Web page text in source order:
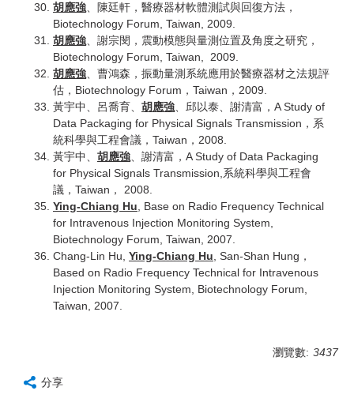
胡應強、陳廷軒，醫療器材軟體測試與回復方法，
Biotechnology Forum, Taiwan, 2009.
胡應強、謝宗閔，震動模態與量測位置及角度之研究，
Biotechnology Forum, Taiwan, 2009.
胡應強、曹鴻森，振動量測系統應用於醫療器材之法規評
估，Biotechnology Forum，Taiwan，2009.
黃宇中、呂喬育、 胡應強、邱以泰、謝清富，A Study of
Data Packaging for Physical Signals Transmission，系
統科學與工程會議，Taiwan，2008.
黃宇中、 胡應強、謝清富，A Study of Data Packaging
for Physical Signals Transmission,系統科學與工程會
議，Taiwan， 2008.
Ying-Chiang Hu, Base on Radio Frequency Technical
for Intravenous Injection Monitoring System,
Biotechnology Forum, Taiwan, 2007.
Chang-Lin Hu, Ying-Chiang Hu, San-Shan Hung，
Based on Radio Frequency Technical for Intravenous
Injection Monitoring System, Biotechnology Forum,
Taiwan, 2007.
瀏覽數: 3437
分享